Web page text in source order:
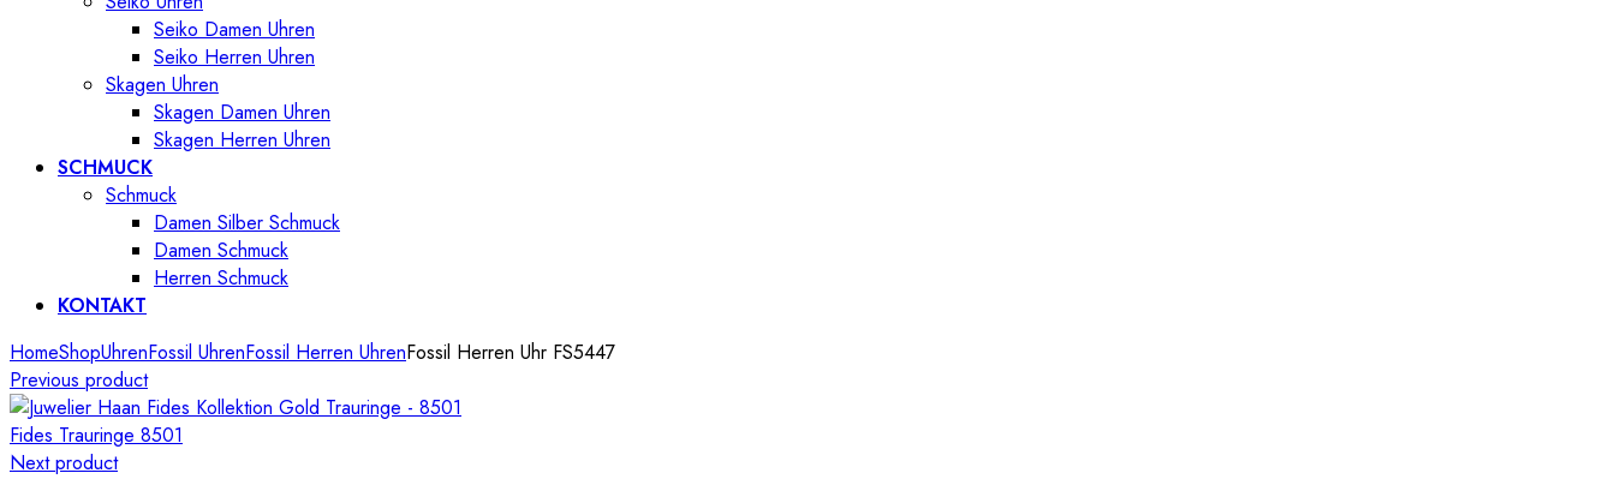
Seiko Damen Uhren
Seiko Herren Uhren
Skagen Uhren
Skagen Damen Uhren
Skagen Herren Uhren
SCHMUCK
Schmuck
Damen Silber Schmuck
Damen Schmuck
Herren Schmuck
KONTAKT
HomeShopUhrenFossil UhrenFossil Herren UhrenFossil Herren Uhr FS5447
Previous product
Fides Trauringe 8501
Next product